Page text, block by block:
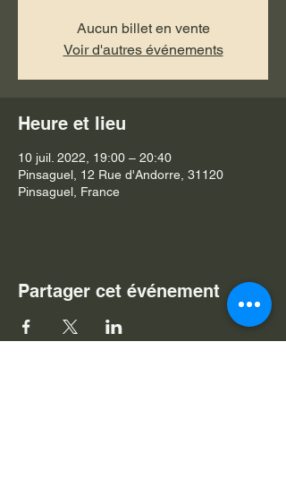
Aucun billet en vente
Voir d'autres événements
Heure et lieu
10 juil. 2022, 19:00 – 20:40
Pinsaguel, 12 Rue d'Andorre, 31120
Pinsaguel, France
Partager cet événement